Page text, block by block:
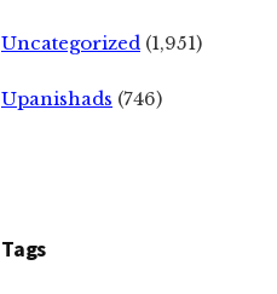
Uncategorized (1,951)
Upanishads (746)
Tags